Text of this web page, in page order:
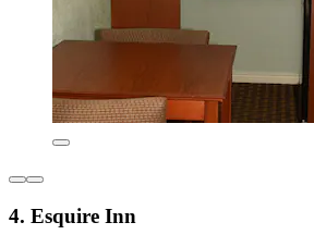
4. Esquire Inn